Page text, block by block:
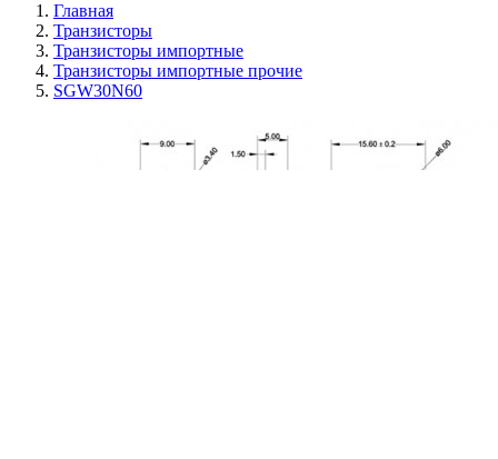
Главная
Транзисторы
Транзисторы импортные
Транзисторы импортные прочие
SGW30N60